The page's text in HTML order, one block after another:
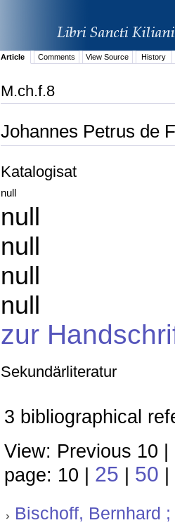
Article Comments View Source History
M.ch.f.8
Johannes Petrus de
Katalogisat
null
null
null
null
null
zur
Sekundärliteratur
3 bibliographical
View: Previous 10
page: 10 | 25 | 50 |
Bischoff, Bernhard